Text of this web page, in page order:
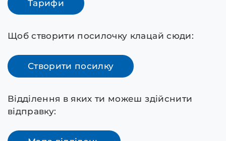
Тарифи
Щоб створити посилочку клацай сюди:
Створити посилку
Відділення в яких ти можеш здійснити
відправку: